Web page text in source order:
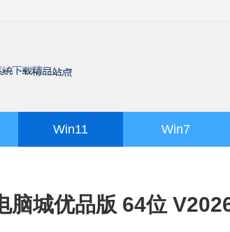
Win11 Win7
脑城优品版 64位